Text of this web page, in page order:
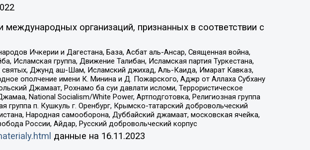
организаций, признанных в соответствии с
Ичкерии и Дагестана, База, Асбат аль-Ансар, Священная война,
Исламская группа, Движение Талибан, Исламская партия Туркестана,
Джунд аш-Шам, Исламский джихад, Аль-Каида, Имарат Кавказ,
ополчение имени К. Минина и Д. Пожарского, Аджр от Аллаха Субхану
Джамаат, Рохнамо ба суи давлати исломи, Террористическое
National Socialism/White Power, Артподготовка, Религиозная группа
группа п. Кушкуль г. Оренбург, Крымско-татарский добровольческий
Народная самооборона, Дуббайский джамаат, московская ячейка,
России, Айдар, Русский добровольческий корпус
данные на 16.11.2023